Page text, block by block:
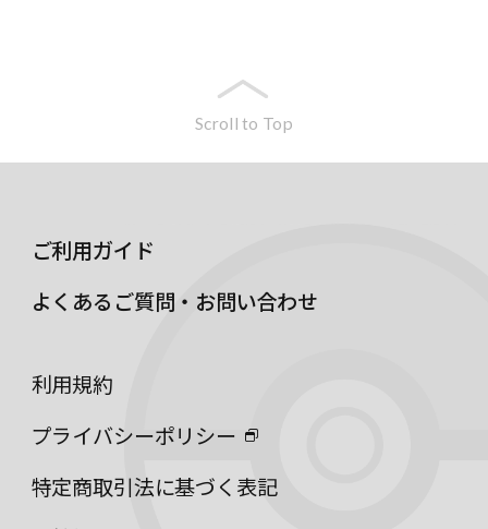
Scroll to Top
ご利用ガイド
よくあるご質問・お問い合わせ
利用規約
プライバシーポリシー
特定商取引法に基づく表記